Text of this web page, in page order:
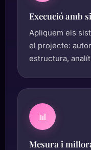
Execució amb
Apliquem els
el projecte:
estructura,
📊
Mesura i